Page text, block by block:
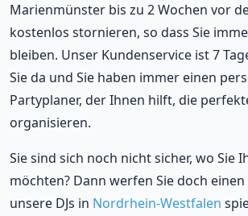
Marienmünster bis zu 2 Wochen vor
kostenlos stornieren, so dass Sie
bleiben. Unser Kundenservice ist 7
Sie da und Sie haben immer einen
Partyplaner, der Ihnen hilft, die
organisieren.
Sie sind sich noch nicht sicher, wo Sie
möchten? Dann werfen Sie doch
unsere DJs in Nordrhein-Westfalen